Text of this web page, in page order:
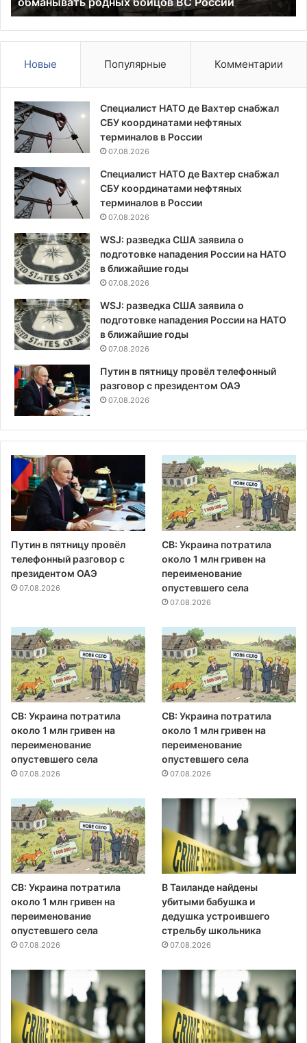
помогает
бойцам
на
СВО
Новые Популярные Комментарии
Специалист НАТО де Вахтер снабжал
СБУ координатами нефтяных
терминалов в России
07.08.2026
Специалист НАТО де Вахтер снабжал
СБУ координатами нефтяных
терминалов в России
07.08.2026
WSJ: разведка США заявила о
подготовке нападения России на НАТО
в ближайшие годы
07.08.2026
WSJ: разведка США заявила о
подготовке нападения России на НАТО
в ближайшие годы
07.08.2026
Путин в пятницу провёл телефонный
разговор с президентом ОАЭ
07.08.2026
Путин в пятницу провёл
телефонный разговор с
президентом ОАЭ
07.08.2026
СВ: Украина потратила
около 1 млн гривен на
переименование
опустевшего села
07.08.2026
СВ: Украина потратила
около 1 млн гривен на
переименование
опустевшего села
07.08.2026
СВ: Украина потратила
около 1 млн гривен на
переименование
опустевшего села
07.08.2026
СВ: Украина потратила
около 1 млн гривен на
переименование
опустевшего села
07.08.2026
В Таиланде найдены
убитыми бабушка и
дедушка устроившего
стрельбу школьника
07.08.2026